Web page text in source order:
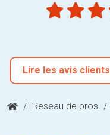
Lire les avis clients
/ Réseau de pros /